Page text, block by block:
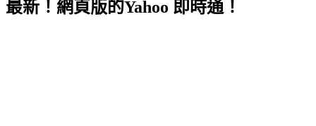
最新！網頁版的Yahoo 即時通！